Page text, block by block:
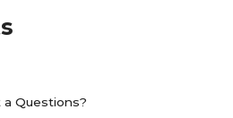
a Questions?